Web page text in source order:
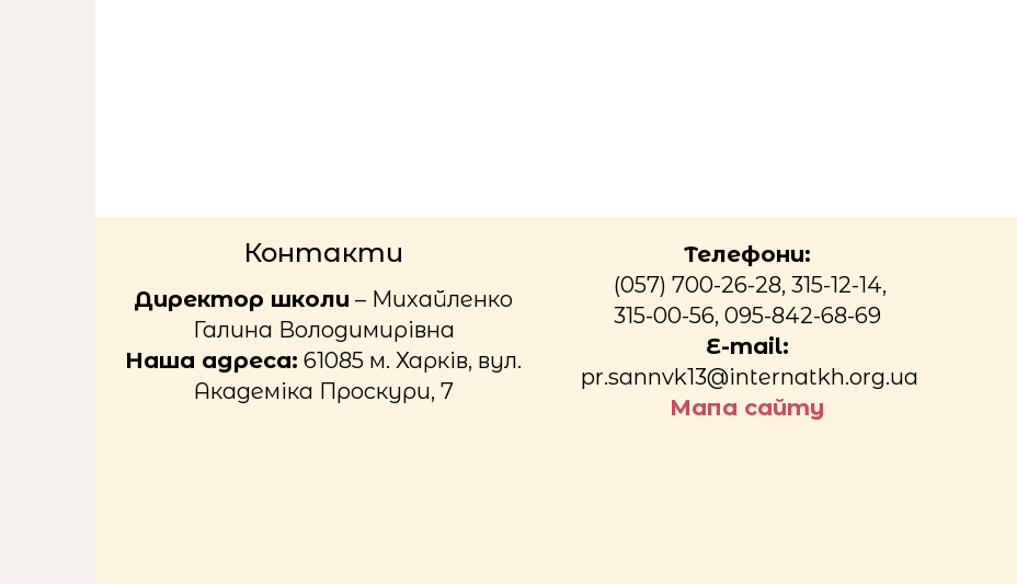
Контакти
Директор школи – Михайленко
Галина Володимирівна
Наша адреса: 61085 м. Харків, вул.
Академіка Проскури, 7
Телефони:
(057) 700-26-28, 315-12-14,
315-00-56, 095-842-68-69
E-mail:
pr.sannvk13@internatkh.org.ua
Мапа сайту